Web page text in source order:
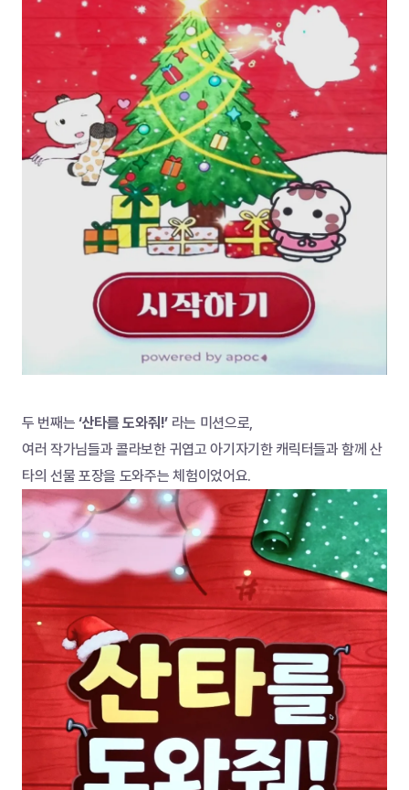
두 번째는 ‘산타를 도와줘!’ 라는 미션으로,
여러 작가님들과 콜라보한 귀엽고 아기자기한 캐릭터들과 함께 산
타의 선물 포장을 도와주는 체험이었어요.